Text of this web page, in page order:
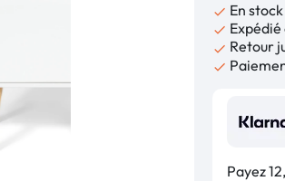
 En stock

 Retour

Payez